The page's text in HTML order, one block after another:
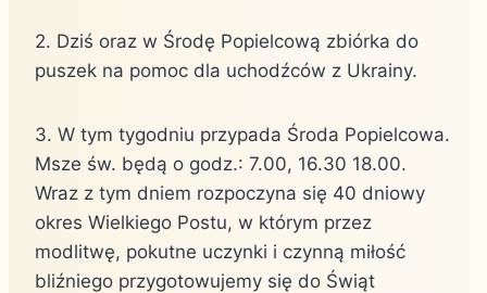
2. Dziś oraz w Środę Popielcową zbiórka do
puszek na pomoc dla uchodźców z Ukrainy.
3. W tym tygodniu przypada Środa Popielcowa.
Msze św. będą o godz.: 7.00, 16.30 18.00.
Wraz z tym dniem rozpoczyna się 40 dniowy
okres Wielkiego Postu, w którym przez
modlitwę, pokutne uczynki i czynną miłość
bliźniego przygotowujemy się do Świąt